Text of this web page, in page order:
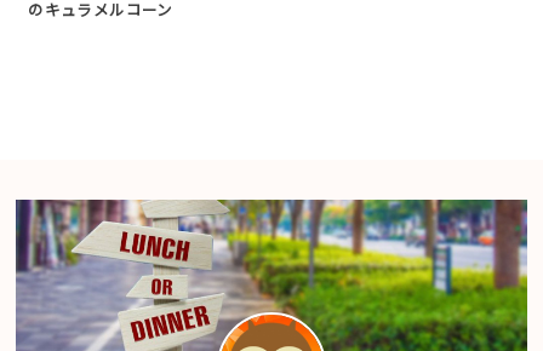
のキュラメルコーン